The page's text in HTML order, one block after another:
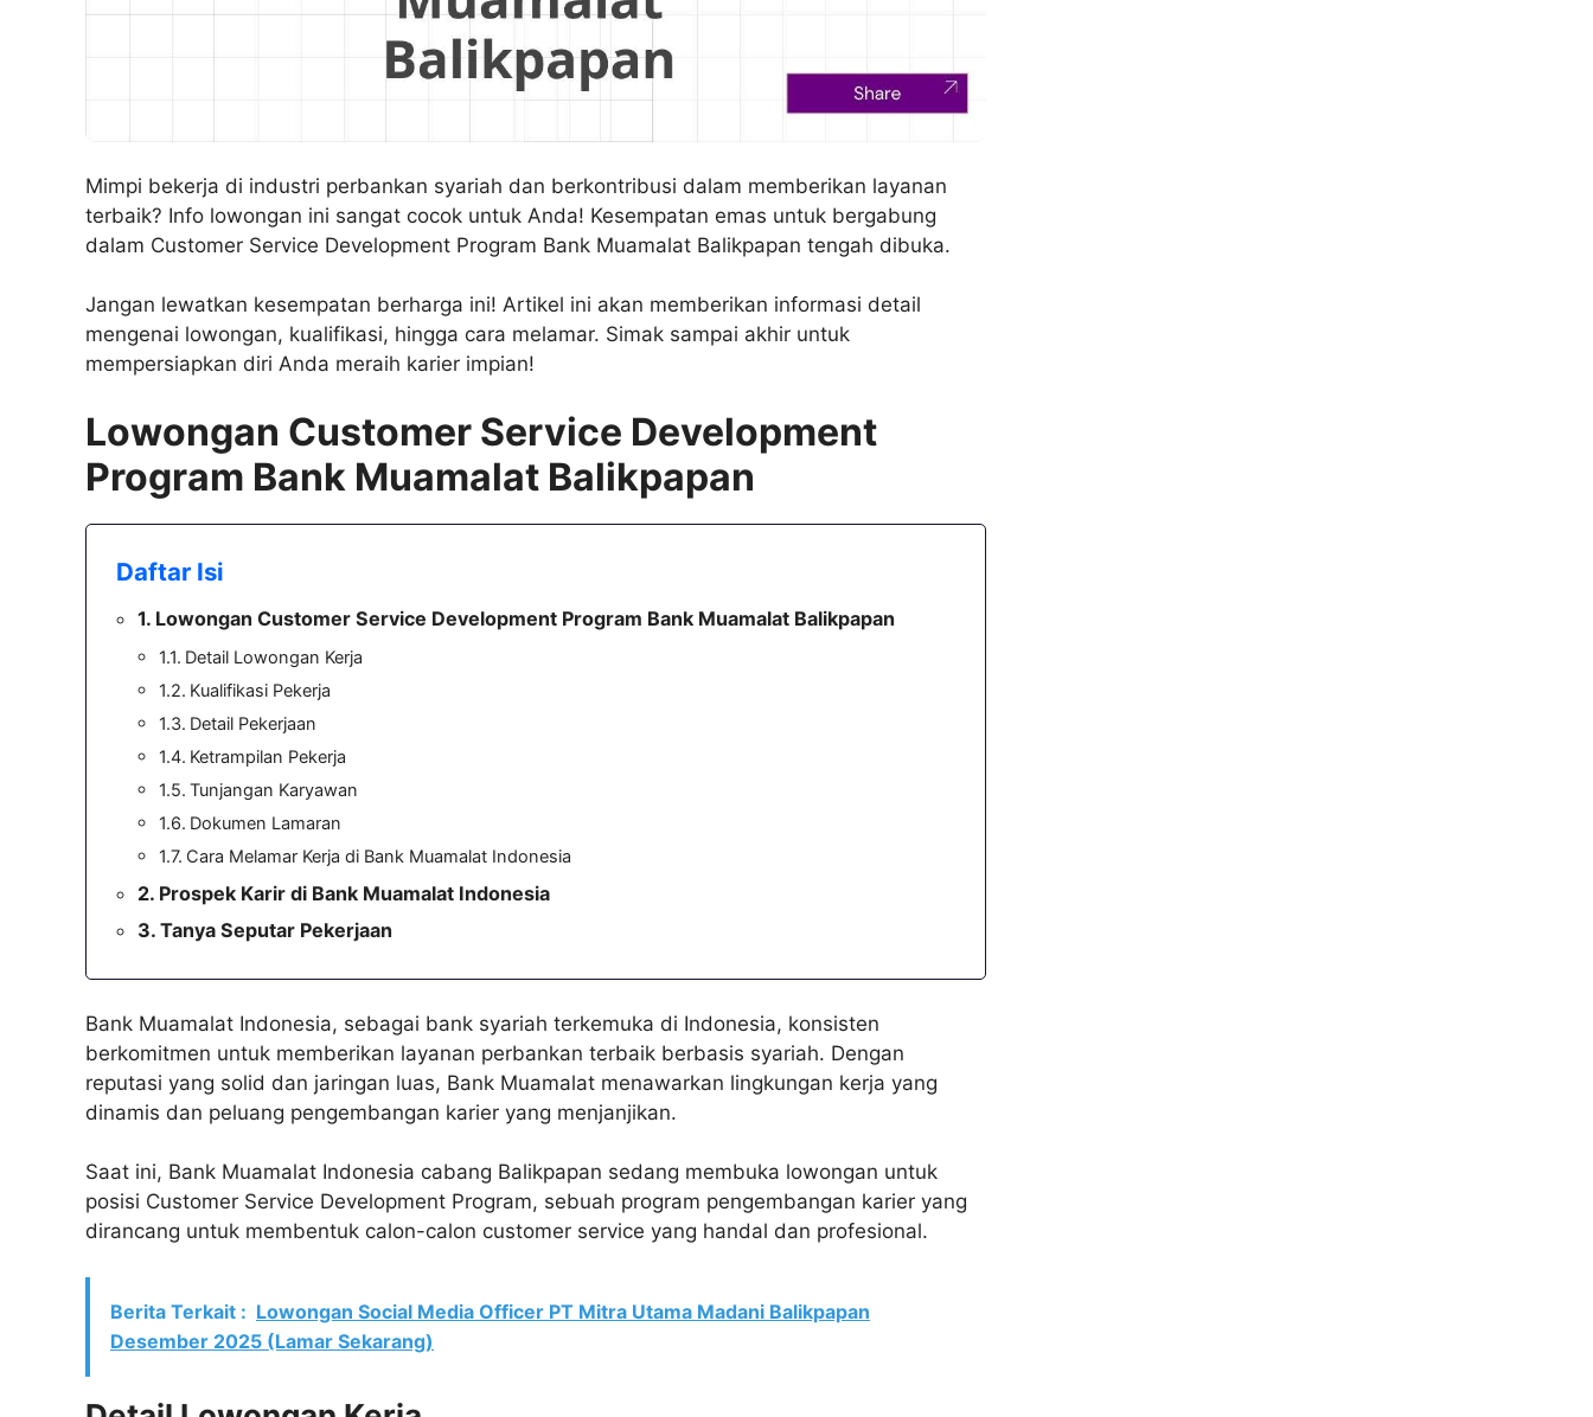
Mimpi bekerja di industri perbankan syariah dan berkontribusi dalam memberikan layanan
terbaik? Info lowongan ini sangat cocok untuk Anda! Kesempatan emas untuk bergabung
dalam Customer Service Development Program Bank Muamalat Balikpapan tengah dibuka.
Jangan lewatkan kesempatan berharga ini! Artikel ini akan memberikan informasi detail
mengenai lowongan, kualifikasi, hingga cara melamar. Simak sampai akhir untuk
mempersiapkan diri Anda meraih karier impian!
Lowongan Customer Service Development
Program Bank Muamalat Balikpapan
Daftar Isi
Lowongan Customer Service Development Program Bank Muamalat Balikpapan
Detail Lowongan Kerja
Kualifikasi Pekerja
Detail Pekerjaan
Ketrampilan Pekerja
Tunjangan Karyawan
Dokumen Lamaran
Cara Melamar Kerja di Bank Muamalat Indonesia
Prospek Karir di Bank Muamalat Indonesia
Tanya Seputar Pekerjaan
Bank Muamalat Indonesia, sebagai bank syariah terkemuka di Indonesia, konsisten
berkomitmen untuk memberikan layanan perbankan terbaik berbasis syariah. Dengan
reputasi yang solid dan jaringan luas, Bank Muamalat menawarkan lingkungan kerja yang
dinamis dan peluang pengembangan karier yang menjanjikan.
Saat ini, Bank Muamalat Indonesia cabang Balikpapan sedang membuka lowongan untuk
posisi Customer Service Development Program, sebuah program pengembangan karier yang
dirancang untuk membentuk calon-calon customer service yang handal dan profesional.
Berita Terkait : Lowongan Social Media Officer PT Mitra Utama Madani Balikpapan
Desember 2025 (Lamar Sekarang)